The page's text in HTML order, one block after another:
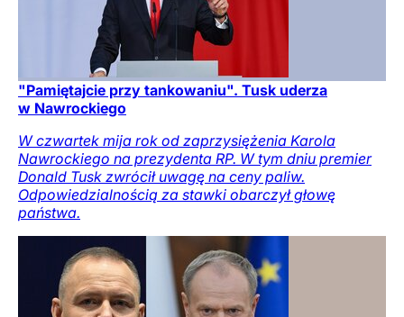
"Pamiętajcie przy tankowaniu". Tusk uderza
w Nawrockiego
W czwartek mija rok od zaprzysiężenia Karola
Nawrockiego na prezydenta RP. W tym dniu premier
Donald Tusk zwrócił uwagę na ceny paliw.
Odpowiedzialnością za stawki obarczył głowę
państwa.